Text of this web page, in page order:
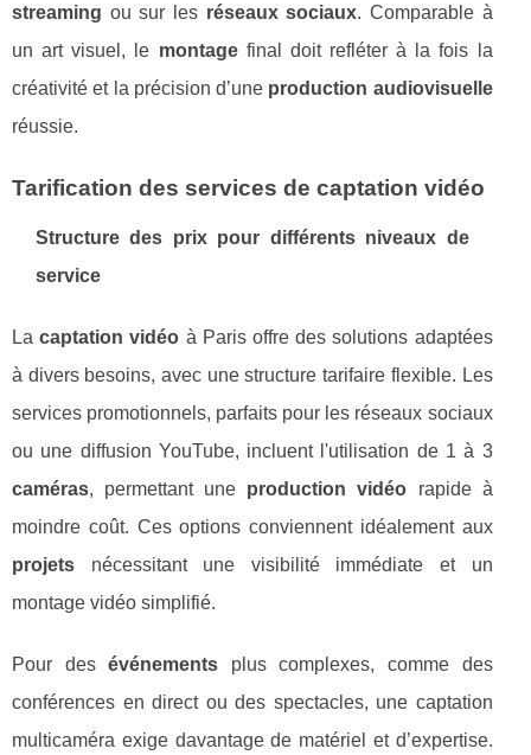
streaming ou sur les réseaux sociaux. Comparable à
un art visuel, le montagefinal doit refléter à la fois la
créativité et la précision d’une production audiovisuelle
réussie.
Tarification des services de captation vidéo
Structure des prix pour différents niveaux de
service
Lacaptation vidéo à Paris offre des solutions adaptées
à divers besoins, avec une structure tarifaire flexible. Les
services promotionnels, parfaits pour les réseaux sociaux
ou une diffusion YouTube, incluent l'utilisation de 1 à 3
caméras, permettant une production vidéo rapide à
moindre coût. Ces options conviennent idéalement aux
projets nécessitant une visibilité immédiate et un
montage vidéo simplifié.
Pour desévénements plus complexes, comme des
conférences en direct ou des spectacles, une captation
multicaméra exige davantage de matériel et d’expertise.